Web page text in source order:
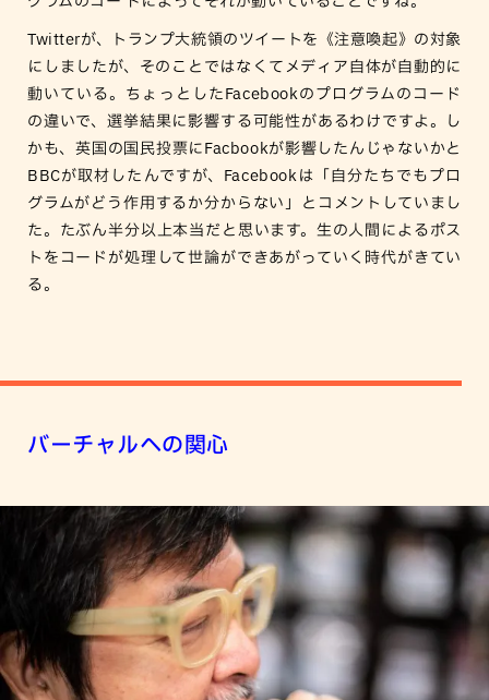
Twitterが、トランプ大統領のツイートを《注意喚起》の対象
にしましたが、そのことではなくてメディア自体が自動的に
動いている。ちょっとしたFacebookのプログラムのコード
の違いで、選挙結果に影響する可能性があるわけですよ。し
かも、英国の国民投票にFacbookが影響したんじゃないかと
BBCが取材したんですが、Facebookは「自分たちでもプロ
グラムがどう作用するか分からない」とコメントしていまし
た。たぶん半分以上本当だと思います。生の人間によるポス
トをコードが処理して世論ができあがっていく時代がきてい
る。
バーチャルへの関心